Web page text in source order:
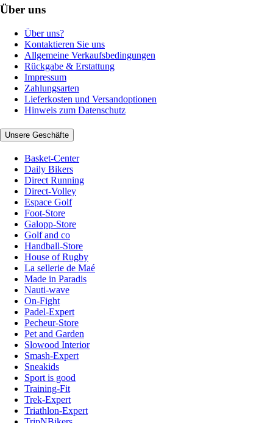
Über uns
Über uns?
Kontaktieren Sie uns
Allgemeine Verkaufsbedingungen
Rückgabe & Erstattung
Impressum
Zahlungsarten
Lieferkosten und Versandoptionen
Hinweis zum Datenschutz
Unsere Geschäfte
Basket-Center
Daily Bikers
Direct Running
Direct-Volley
Espace Golf
Foot-Store
Galopp-Store
Golf and co
Handball-Store
House of Rugby
La sellerie de Maé
Made in Paradis
Nauti-wave
On-Fight
Padel-Expert
Pecheur-Store
Pet and Garden
Slowood Interior
Smash-Expert
Sneakids
Sport is good
Training-Fit
Trek-Expert
Triathlon-Expert